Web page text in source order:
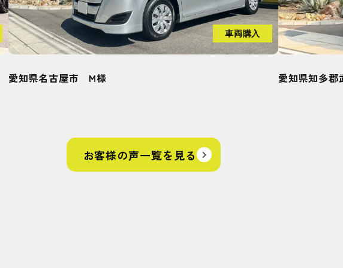
車両購入
愛知県知多郡武豊町 H様 愛知県刈谷
お客様の声一覧を見る